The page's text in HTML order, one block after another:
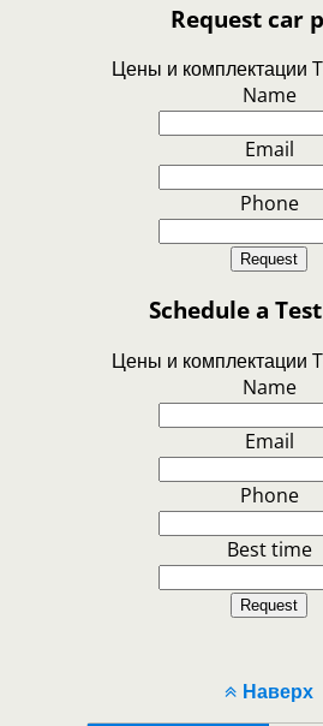
Request car
Цены и комплектации
Name
Email
Phone
Request
Schedule a
Цены и комплектации
Name
Email
Phone
Best time
Request
Наверх